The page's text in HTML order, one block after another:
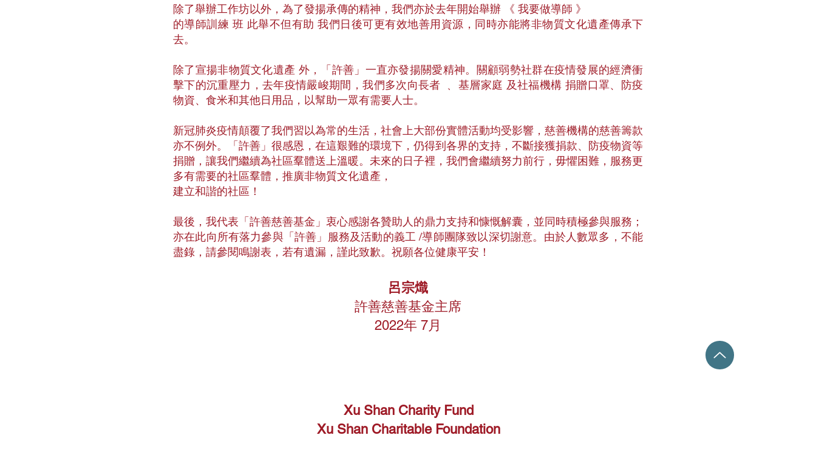
除了舉辦工作坊以外，為了發揚承傳的精神，我們亦於去年開始舉辦 《 我要做導師 》
的導師訓練 班 此舉不但有助 我們日後可更有效地善用資源，同時亦能將非物質文化遺產傳承下
去。
除了宣揚非物質文化遺產 外，「許善」一直亦發揚關愛精神。關顧弱勢社群在疫情發展的經濟衝
擊下的沉重壓力，去年疫情嚴峻期間，我們多次向長者 ﹑ 基層家庭 及社福機構 捐贈口罩、防疫
物資、食米和其他日用品，以幫助一眾有需要人士。
新冠肺炎疫情顛覆了我們習以為常的生活，社會上大部份實體活動均受影響，慈善機構的慈善籌款
亦不例外。「許善」很感恩，在這艱難的環境下，仍得到各界的支持，不斷接獲捐款、防疫物資等
捐贈，讓我們繼續為社區羣體送上溫暖。未來的日子裡，我們會繼續努力前行，毋懼困難，服務更
多有需要的社區羣體，推廣非物質文化遺產，
建立和諧的社區！
最後，我代表「許善慈善基金」衷心感謝各贊助人的鼎力支持和慷慨解囊，並同時積極參與服務；
亦在此向所有落力參與「許善」服務及活動的義工 /導師團隊致以深切謝意。由於人數眾多，不能
盡錄，請參閱鳴謝表，若有遺漏，謹此致歉。祝願各位健康平安！
呂宗熾
許善慈善基金主席
2022年 7月
Xu Shan Charity Fund
Xu Shan Charitable Foundation